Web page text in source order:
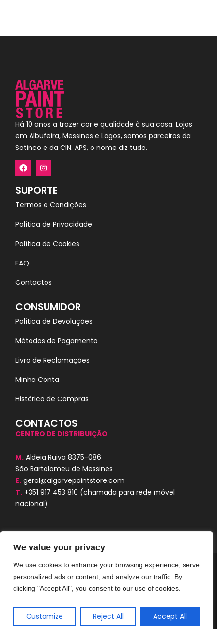
We value your privacy
We use cookies to enhance your browsing experience, serve
personalized ads or content, and analyze our traffic. By
clicking "Accept All", you consent to our use of cookies.
Customize Reject All Accept All
Há 10 anos a trazer cor e qualidade à sua casa. Lojas
em Albufeira, Messines e Lagos, somos parceiros da
Sotinco e da CIN. APS, o nome diz tudo.
SUPORTE
Termos e Condições
Política de Privacidade
Política de Cookies
FAQ
Contactos
CONSUMIDOR
Política de Devoluções
Métodos de Pagamento
Livro de Reclamações
Minha Conta
Histórico de Compras
CONTACTOS
CENTRO DE DISTRIBUIÇÃO
M. Aldeia Ruiva 8375-086
São Bartolomeu de Messines
E. geral@algarvepaintstore.com
T. +351 917 453 810 (chamada para rede móvel
nacional)
Algarve Paint Store © 2024. Todos os
direitos reservados. Desenvolvido por
AORUBRO.PT